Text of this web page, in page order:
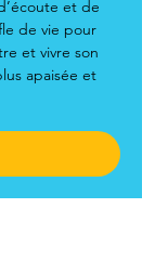
et de
de vie pour
et vivre son
apaisée et